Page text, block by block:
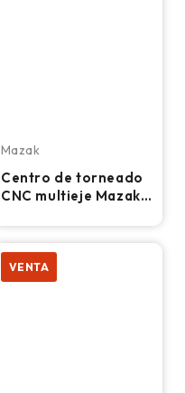
Mazak
Centro de torneado
CNC multieje Mazak
VENTA